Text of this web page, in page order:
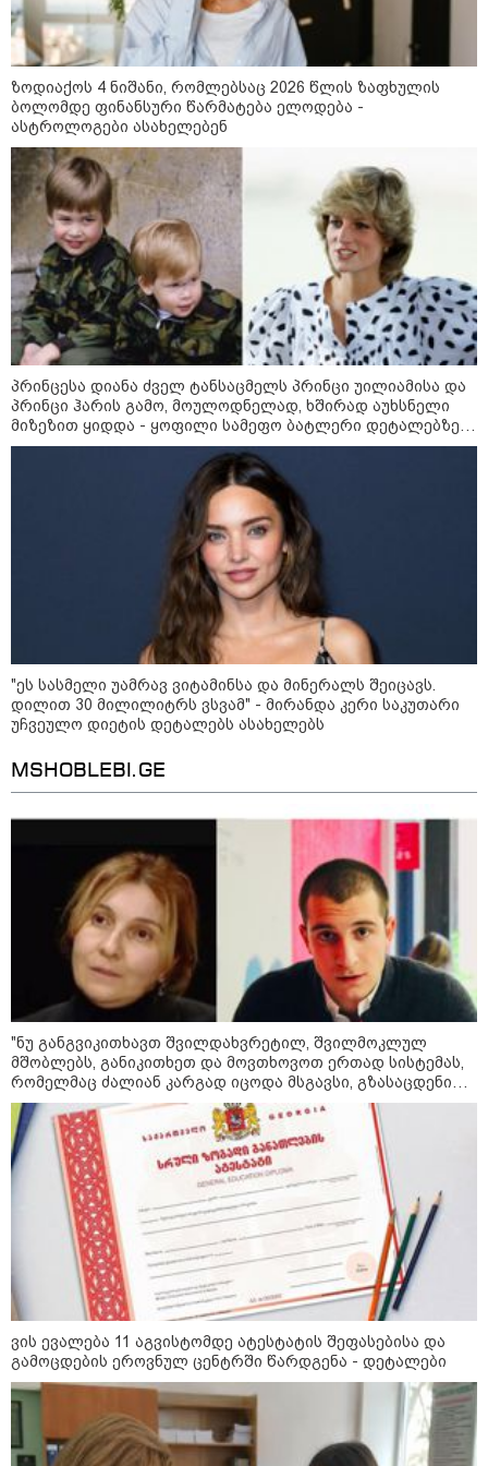
09:00 / 07-08-2026
18 წელი აგვისტოს ომიდან - ტრაგიკული
მოვლენების ქრონოლოგია, რომელიც
შესაძლოა, აღარ გვახსოვს
14:38 / 07-08-2026
სასკოლო ფორმების ჩინეთიდან
საქართველოში მოწოდება სამ
ეტაპად მოხდება - დეტალები
11:42 / 07-08-2026
რატომ ჩაბნელდა საქართველო
მესამედ და გველოდება თუ არა
ზამთარში მასშტაბური
ენერგოკრიზისი - "პრობლემის
მოგვარებას დაახლოებით ერთი
თვე დასჭირდება"
23:14 / 06-08-2026
სამოქალაქო საზოგადოების
ომის 18 წლისთავთან
განცხადებას ავრცელებენ
22:35 / 06-08-2026
"კიდევ ერთხელ მოვუწოდებ
საქართველოს მთავრობას, მისი
დაუყოვნებლივი და უპირობო
გათავისუფლებისკენ" - რას
წერს ეუთო-ს წარმომადგენელი
მზია ამაღლობელზე?
კატეგორიის ყველა სიახლე
აგვისტოს ომში, გორში
საბრძოლო ნათლობა მიღებული
რუსული „ისკანდერი“ დღეს კიევის
მთავარ კოშმარად იქცა
კრეისერ "ედინბურგის" საიდუმლო:
როგორ იპოვეს 40 წლის შემდეგ 5
ტონა "სტალინის ოქრო"
ედუარდ შევარდნაძის
ზოდიაქოს 4 ნიშანი, რომლებსაც 2026 წლის ზაფხულის
ბოლომდე ფინანსური წარმატება ელოდება -
ასტროლოგები ასახელებენ
პრინცესა დიანა ძველ ტანსაცმელს პრინცი უილიამისა და
პრინცი ჰარის გამო, მოულოდნელად, ხშირად აუხსნელი
მიზეზით ყიდდა - ყოფილი სამეფო ბატლერი დეტალებზე
საკუთარ წიგნში საუბრობს
"ეს სასმელი უამრავ ვიტამინსა და მინერალს შეიცავს.
დილით 30 მილილიტრს ვსვამ" - მირანდა კერი საკუთარი
უჩვეულო დიეტის დეტალებს ასახელებს
MSHOBLEBI.GE
"ნუ განგვიკითხავთ შვილდახვრეტილ, შვილმოკლულ
მშობლებს, განიკითხეთ და მოვთხოვოთ ერთად სისტემას,
რომელმაც ძალიან კარგად იცოდა მსგავსი, გზასაცდენილი
ახალგაზრდების არსებობა და არაფერი გააკეთა მათ
სწორ გზაზე დასაყენებლად…" - იზა ომაძე
ვის ევალება 11 აგვისტომდე ატესტატის შეფასებისა და
გამოცდების ეროვნულ ცენტრში წარდგენა - დეტალები